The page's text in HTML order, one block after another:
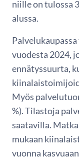
niille on tulossa
alussa.
vuodesta 2024,
ennätyssuurta,
Myös
%). Tilastoja
saatavilla.
mukaan
vuonna